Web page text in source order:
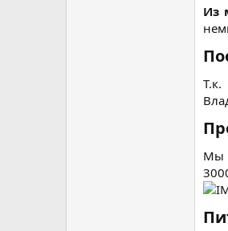
Из
Мы